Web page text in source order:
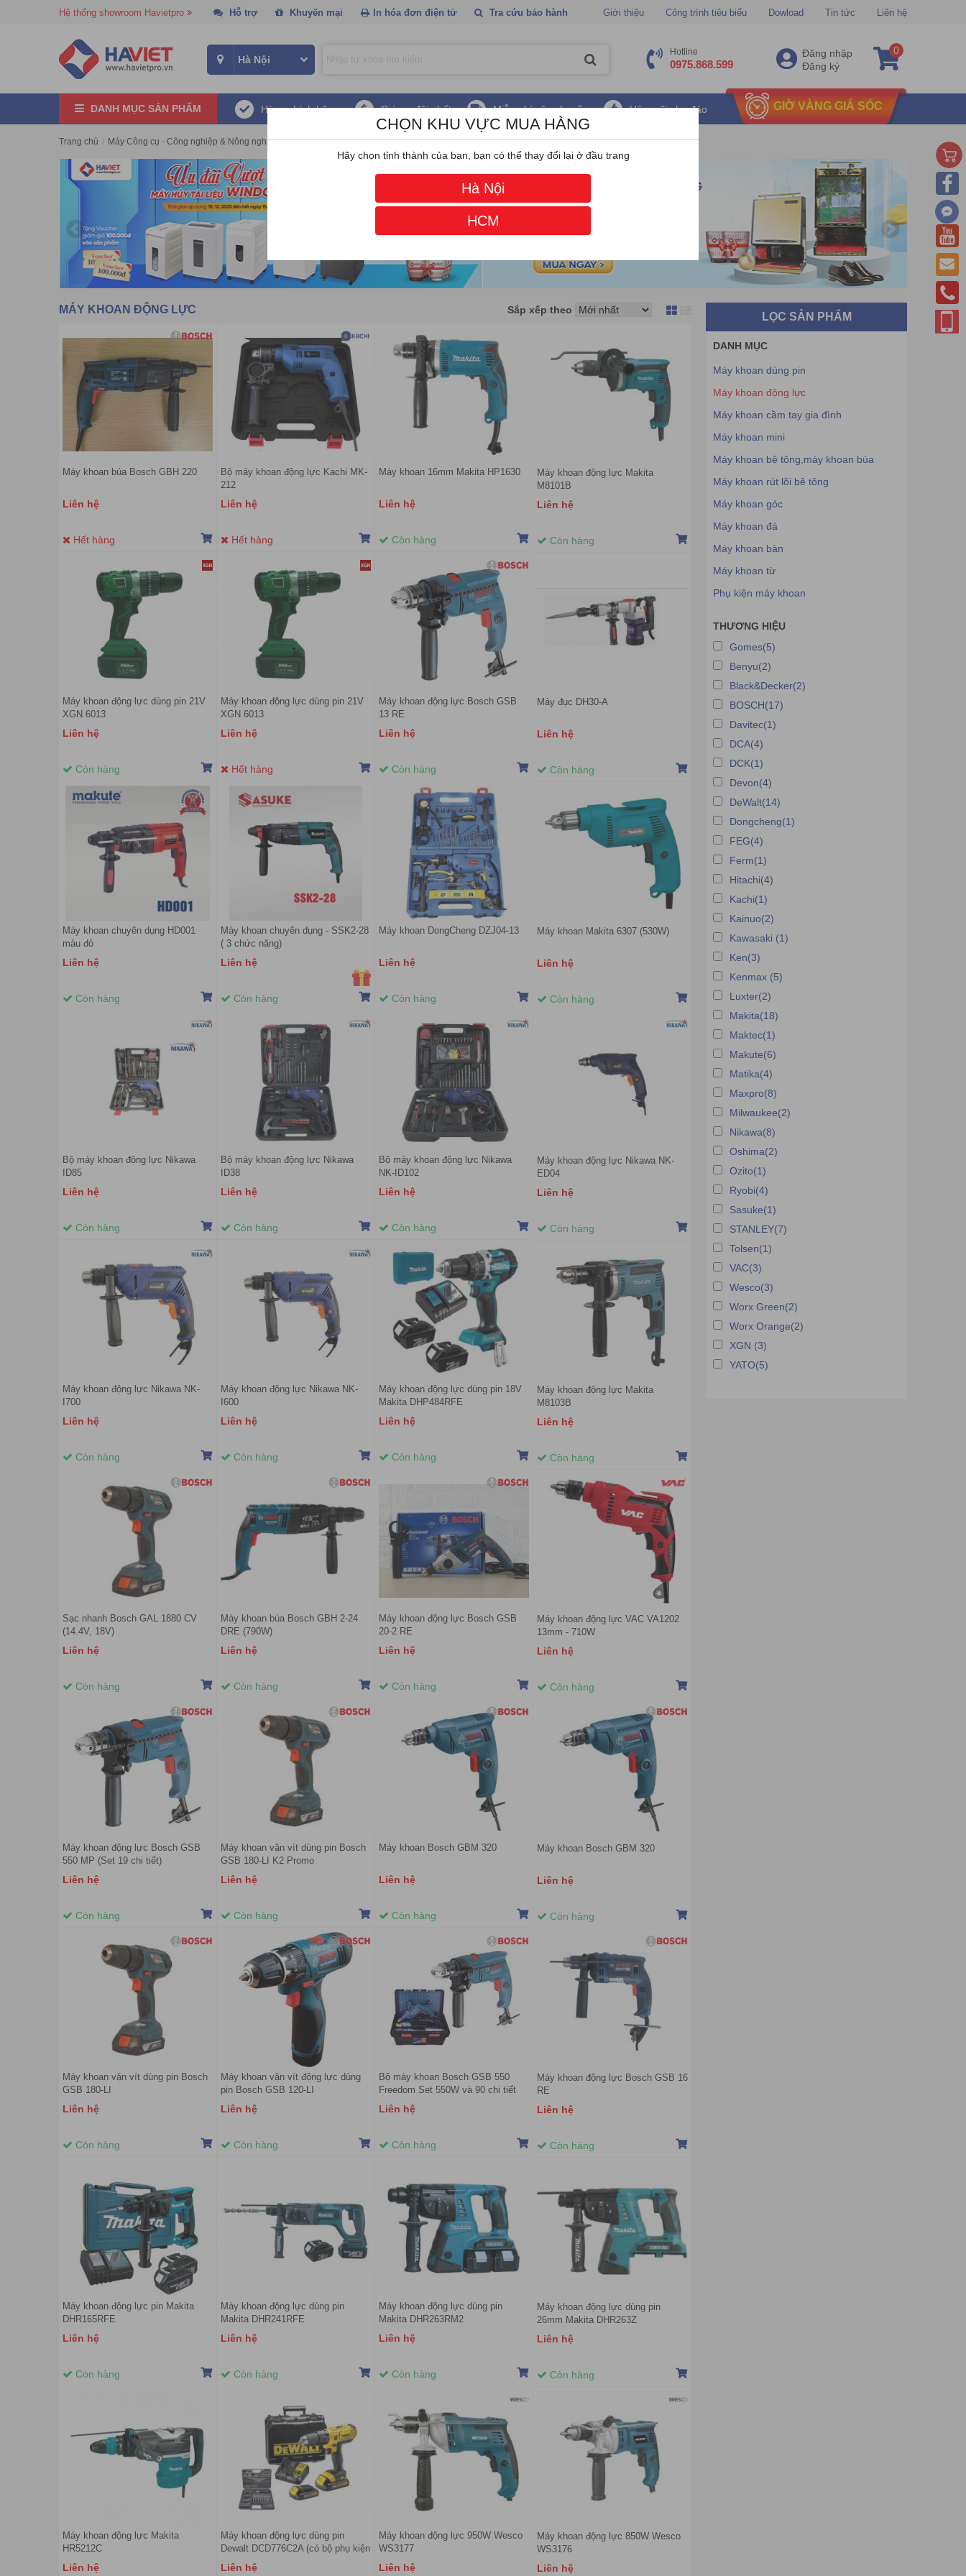
Hệ thống showroom Havietpro Hỗ trợ Khuyến mại In hóa đơn điện tử Tra cứu bảo hành Giới thiệu Công trình tiêu biểu Dowload Tin tức Liên hệ
Hotline
0975.868.599
Đăng nhập
Đăng ký
0
DANH MỤC SẢN PHẨM Hàng chính hãng Giá ưu đãi nhất Miễn phí vận chuyển Hậu mãi chu đáo GIỜ VÀNG GIÁ SỐC
Trang chủ / Máy Công cụ - Công nghiệp & Nông nghiệp / Máy khoan / Máy khoan động lực
MÁY KHOAN ĐỘNG LỰC Sắp xếp theo
Máy khoan búa Bosch GBH 220
Liên hệ
Hết hàng
Bộ máy khoan động lực Kachi MK-
212
Liên hệ
Hết hàng
Máy khoan 16mm Makita HP1630
Liên hệ
Còn hàng
Máy khoan động lực Makita
M8101B
Liên hệ
Còn hàng
Máy khoan động lực dùng pin 21V
XGN 6013
Liên hệ
Còn hàng
Máy khoan động lực dùng pin 21V
XGN 6013
Liên hệ
Hết hàng
Máy khoan động lực Bosch GSB
13 RE
Liên hệ
Còn hàng
Máy đục DH30-A
Liên hệ
Còn hàng
Máy khoan chuyên dụng HD001
màu đỏ
Liên hệ
Còn hàng
Máy khoan chuyên dụng - SSK2-28
( 3 chức năng)
Liên hệ
Còn hàng
Máy khoan DongCheng DZJ04-13
Liên hệ
Còn hàng
Máy khoan Makita 6307 (530W)
Liên hệ
Còn hàng
Bộ máy khoan động lực Nikawa
ID85
Liên hệ
Còn hàng
Bộ máy khoan động lực Nikawa
ID38
Liên hệ
Còn hàng
Bộ máy khoan động lực Nikawa
NK-ID102
Liên hệ
Còn hàng
Máy khoan động lực Nikawa NK-
ED04
Liên hệ
Còn hàng
Máy khoan động lực Nikawa NK-
I700
Liên hệ
Còn hàng
Máy khoan động lực Nikawa NK-
I600
Liên hệ
Còn hàng
Máy khoan động lực dùng pin 18V
Makita DHP484RFE
Liên hệ
Còn hàng
Máy khoan động lực Makita
M8103B
Liên hệ
Còn hàng
Sạc nhanh Bosch GAL 1880 CV
(14.4V, 18V)
Liên hệ
Còn hàng
Máy khoan búa Bosch GBH 2-24
DRE (790W)
Liên hệ
Còn hàng
Máy khoan động lực Bosch GSB
20-2 RE
Liên hệ
Còn hàng
Máy khoan động lực VAC VA1202
13mm - 710W
Liên hệ
Còn hàng
Máy khoan động lực Bosch GSB
550 MP (Set 19 chi tiết)
Liên hệ
Còn hàng
Máy khoan vặn vít dùng pin Bosch
GSB 180-LI K2 Promo
Liên hệ
Còn hàng
Máy khoan Bosch GBM 320
Liên hệ
Còn hàng
Máy khoan Bosch GBM 320
Liên hệ
Còn hàng
Máy khoan vặn vít dùng pin Bosch
GSB 180-LI
Liên hệ
Còn hàng
Máy khoan vặn vít động lực dùng
pin Bosch GSB 120-LI
Liên hệ
Còn hàng
Bộ máy khoan Bosch GSB 550
Freedom Set 550W và 90 chi tiết
Liên hệ
Còn hàng
Máy khoan động lực Bosch GSB 16
RE
Liên hệ
Còn hàng
Máy khoan động lực pin Makita
DHR165RFE
Liên hệ
Còn hàng
Máy khoan động lực dùng pin
Makita DHR241RFE
Liên hệ
Còn hàng
Máy khoan động lực dùng pin
Makita DHR263RM2
Liên hệ
Còn hàng
Máy khoan động lực dùng pin
26mm Makita DHR263Z
Liên hệ
Còn hàng
Máy khoan động lực Makita
HR5212C
Liên hệ
Máy khoan động lực dùng pin
Dewalt DCD776C2A (có bộ phụ kiện
109 chi tiết)
Liên hệ
Máy khoan động lực 950W Wesco
WS3177
Liên hệ
Máy khoan động lực 850W Wesco
WS3176
Liên hệ
LỌC SẢN PHẨM
DANH MỤC
Máy khoan dùng pin
Máy khoan động lực
Máy khoan cầm tay gia đình
Máy khoan mini
Máy khoan bê tông,máy khoan búa
Máy khoan rút lõi bê tông
Máy khoan góc
Máy khoan đá
Máy khoan bàn
Máy khoan từ
Phụ kiện máy khoan
THƯƠNG HIỆU
Gomes(5)
Benyu(2)
Black&Decker(2)
BOSCH(17)
Davitec(1)
DCA(4)
DCK(1)
Devon(4)
DeWalt(14)
Dongcheng(1)
FEG(4)
Ferm(1)
Hitachi(4)
Kachi(1)
Kainuo(2)
Kawasaki (1)
Ken(3)
Kenmax (5)
Luxter(2)
Makita(18)
Maktec(1)
Makute(6)
Matika(4)
Maxpro(8)
Milwaukee(2)
Nikawa(8)
Oshima(2)
Ozito(1)
Ryobi(4)
Sasuke(1)
STANLEY(7)
Tolsen(1)
VAC(3)
Wesco(3)
Worx Green(2)
Worx Orange(2)
XGN (3)
YATO(5)
CHỌN KHU VỰC MUA HÀNG
Hãy chọn tỉnh thành của bạn, bạn có thể thay đổi lại ở đầu trang
Hà Nội
HCM